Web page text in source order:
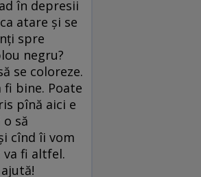
în depresii
atare şi se
spre
negru?
se coloreze.
fi bine. Poate
pînă aici e
să
cînd îi vom
va fi altfel.